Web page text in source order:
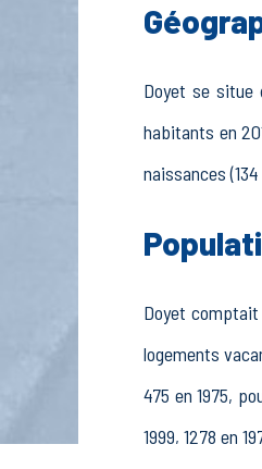
Doyet se situe
habitants en
naissances
Doyet comptait
logements
475 en 1975,
1999, 1278 en